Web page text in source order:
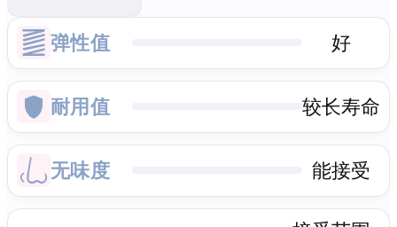
弹性值 好
耐用值 较长寿命
无味度 能接受